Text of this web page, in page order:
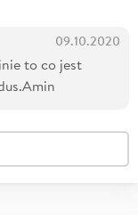
09.10.2020
to co jest